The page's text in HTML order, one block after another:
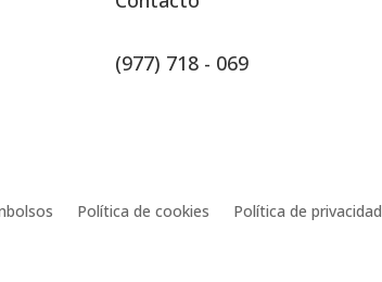
(977) 718 - 069
Política de cookies Política de privacidad